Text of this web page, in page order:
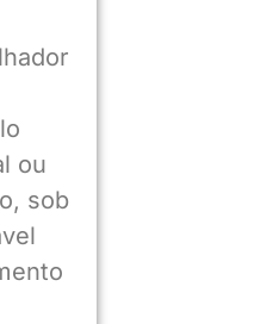
ou
sob